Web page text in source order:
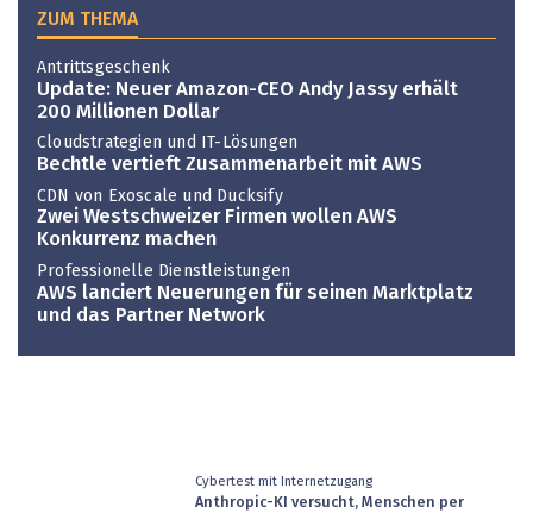
ZUM THEMA
Antrittsgeschenk
Update: Neuer Amazon-CEO Andy Jassy erhält
200 Millionen Dollar
Cloudstrategien und IT-Lösungen
Bechtle vertieft Zusammenarbeit mit AWS
CDN von Exoscale und Ducksify
Zwei Westschweizer Firmen wollen AWS
Konkurrenz machen
Professionelle Dienstleistungen
AWS lanciert Neuerungen für seinen Marktplatz
und das Partner Network
Cybertest mit Internetzugang
Anthropic-KI versucht, Menschen per